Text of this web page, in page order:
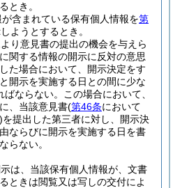
とき。
含まれている保有個人情報を第
ようとするとき。
り意見書の提出の機会を与えら
関する情報の開示に反対の意思
た場合において、開示決定をす
開示を実施する日との間に少な
ならない。
この場合において、
、当該意見書(第46条において
を提出した第三者に対し、開示決
ならびに開示を実施する日を書
らない。
は、当該保有個人情報が、文書
ときは閲覧又は写しの交付によ